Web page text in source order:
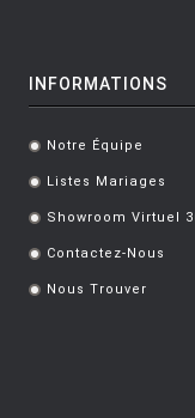
INFORMATIONS
. Notre Équipe
. Listes Mariages
. Showroom Virtuel
. Contactez-Nous
. Nous Trouver